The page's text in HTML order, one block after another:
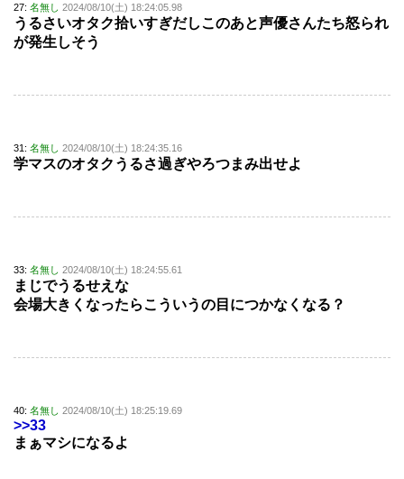
27: 名無し 2024/08/10(土) 18:24:05.98
うるさいオタク拾いすぎだしこのあと声優さんたち怒られ
が発生しそう
31: 名無し 2024/08/10(土) 18:24:35.16
学マスのオタクうるさ過ぎやろつまみ出せよ
33: 名無し 2024/08/10(土) 18:24:55.61
まじでうるせえな
会場大きくなったらこういうの目につかなくなる？
40: 名無し 2024/08/10(土) 18:25:19.69
>>33
まぁマシになるよ